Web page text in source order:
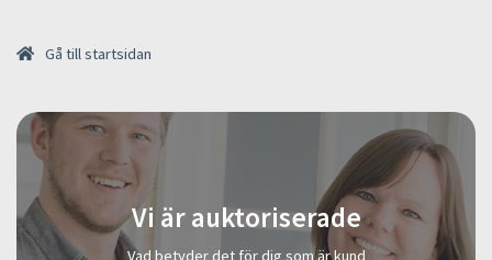
Gå till startsidan
Vi är auktoriserade
Vad betyder det för dig som är kund